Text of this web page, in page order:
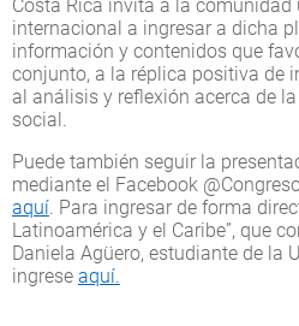
Costa Rica invita a la
internacional a ingresar a dicha
información y contenidos que
conjunto, a la réplica positiva de
al análisis y reflexión acerca de
social.
Puede también seguir la
mediante el Facebook
aquí. Para ingresar de forma
Latinoamérica y el Caribe”, que
Daniela Agüero, estudiante de la
ingrese aquí.